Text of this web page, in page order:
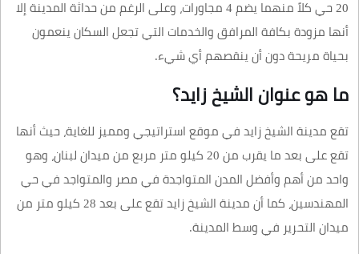
20 حي كلاً منهما يضم 4 مجاورات، وعلى الرغم من حداثة المدينة إلا
أنها مزودة بكافة المرافق والخدمات التي تجعل السكان ينعمون
بحياة مريحة دون أن ينقصهم أي شيء.
ما هو عنوان الشيخ زايد؟
تقع مدينة الشيخ زايد في موقع استراتيجي ومميز للغاية، حيث أنها
تقع على بعد ما يقرب من 20 كيلو متر مربع من ميدان لبنان، وهو
واحد من أهم وأفضل المدن المتواجدة في مصر والمتواجد في حي
المهندسين، كما أن مدينة الشيخ زايد تقع على بعد 28 كيلو متر من
ميدان التحرير في وسط المدينة.